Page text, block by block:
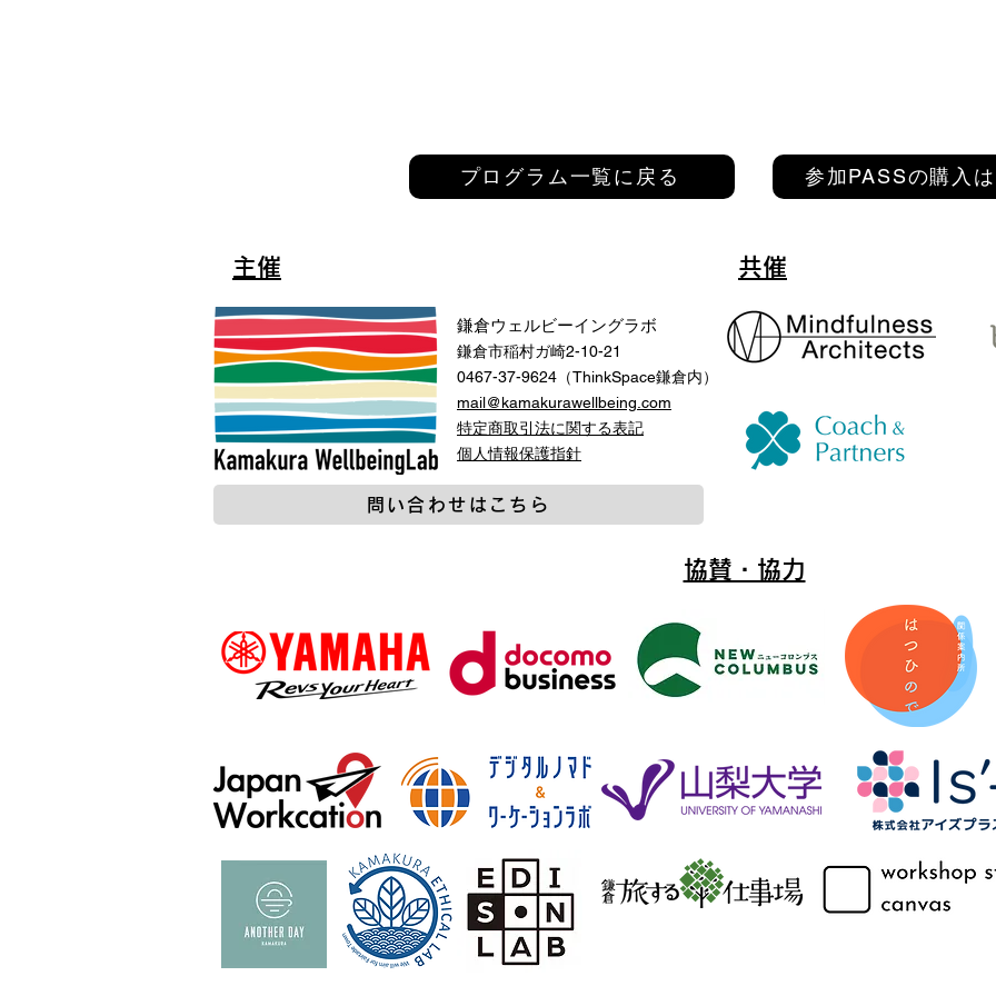
プログラム一覧に戻る 参加PASSの購入
主催 共催
鎌倉ウェルビーイングラボ
鎌倉市稲村ガ崎2-10-21
0467-37-9624（ThinkSpace鎌倉内）
mail@kamakurawellbeing.com
特定商取引法に関する表記
​個人情報保護指針
問い合わせはこちら
協賛・協力